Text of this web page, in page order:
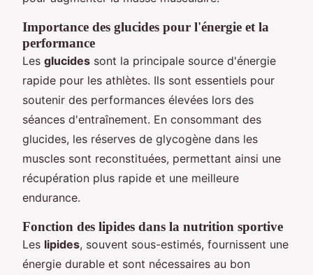
Importance des glucides pour l'énergie et la
performance
Les glucides sont la principale source d'énergie
rapide pour les athlètes. Ils sont essentiels pour
soutenir des performances élevées lors des
séances d'entraînement. En consommant des
glucides, les réserves de glycogène dans les
muscles sont reconstituées, permettant ainsi une
récupération plus rapide et une meilleure
endurance.
Fonction des lipides dans la nutrition sportive
Les lipides, souvent sous-estimés, fournissent une
énergie durable et sont nécessaires au bon